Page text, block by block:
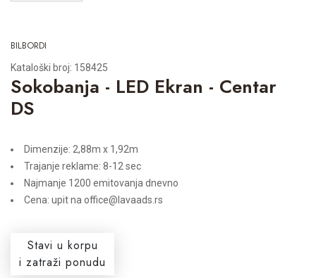
BILBORDI
Kataloški broj: 158425
Sokobanja - LED Ekran - Centar
DS
Dimenzije: 2,88m x 1,92m
Trajanje reklame: 8-12 sec
Najmanje 1200 emitovanja dnevno
Cena: upit na office@lavaads.rs
Stavi u korpu
i zatraži ponudu